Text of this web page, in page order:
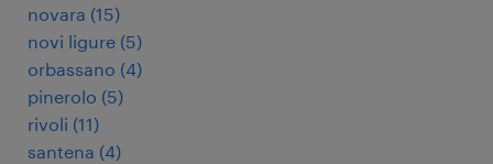
novara (15)
novi ligure (5)
orbassano (4)
pinerolo (5)
rivoli (11)
santena (4)